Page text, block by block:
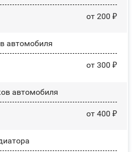
от 200 ₽
автомобиля
от 300 ₽
автомобиля
от 400 ₽